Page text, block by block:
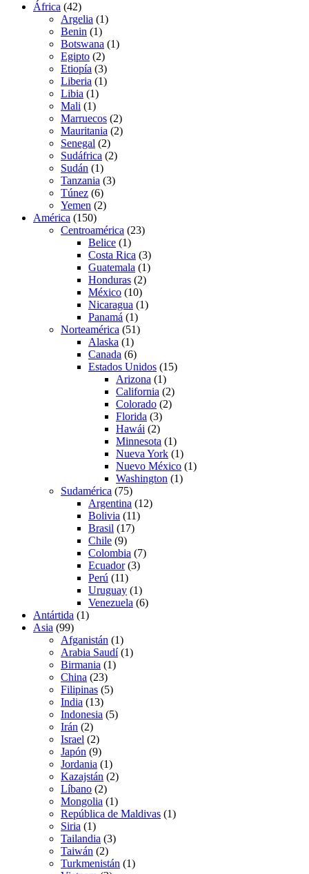
África (42)
Argelia (1)
Benin (1)
Botswana (1)
Egipto (2)
Etiopía (3)
Liberia (1)
Libia (1)
Mali (1)
Marruecos (2)
Mauritania (2)
Senegal (2)
Sudáfrica (2)
Sudán (1)
Tanzania (3)
Túnez (6)
Yemen (2)
América (150)
Centroamérica (23)
Belice (1)
Costa Rica (3)
Guatemala (1)
Honduras (2)
México (10)
Nicaragua (1)
Panamá (1)
Norteamérica (51)
Alaska (1)
Canada (6)
Estados Unidos (15)
Arizona (1)
California (2)
Colorado (2)
Florida (3)
Hawái (2)
Minnesota (1)
Nueva York (1)
Nuevo México (1)
Washington (1)
Sudamérica (75)
Argentina (12)
Bolivia (11)
Brasil (17)
Chile (9)
Colombia (7)
Ecuador(3)
Perú (11)
Uruguay (1)
Venezuela (6)
Antártida (1)
Asia (99)
Afganistán (1)
Arabia Saudí(1)
Birmania (1)
China (23)
Filipinas (5)
India (13)
Indonesia (5)
Irán (2)
Israel (2)
Japón (9)
Jordania (1)
Kazajstán (2)
Líbano (2)
Mongolia (1)
República de Maldivas (1)
Siria (1)
Tailandia (3)
Taiwán (2)
Turkmenistán (1)